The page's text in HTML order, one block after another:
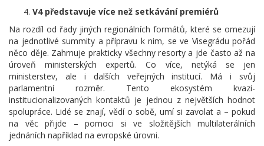
V4 představuje více než setkávání premiérů
Na rozdíl od řady jiných regionálních formátů, které se omezují
na jednotlivé summity a přípravu k nim, se ve Visegrádu pořád
něco děje. Zahrnuje prakticky všechny resorty a jde často až na
úroveň ministerských expertů. Co více, netýká se jen
ministerstev, ale i dalších veřejných institucí. Má i svůj
parlamentní rozměr. Tento ekosystém kvazi-
institucionalizovaných kontaktů je jednou z největších hodnot
spolupráce. Lidé se znají, vědí o sobě, umí si zavolat a – pokud
na věc přijde – pomoci si ve složitějších multilaterálních
jednáních například na evropské úrovni.